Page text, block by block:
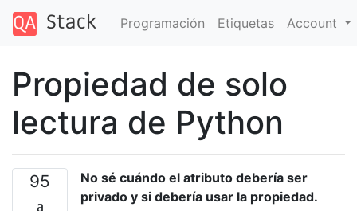
Programación Etiquetas Account
Propiedad de solo
lectura de Python
95
No sé cuándo el atributo debería ser
privado y si debería usar la propiedad.